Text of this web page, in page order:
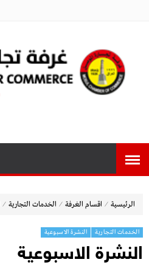
الرئيسية ⁄ اقسام الغرفة ⁄ الخدمات التجارية ⁄
الخدمات التجارية النشرة الاسبوعية
النشرة الاسبوعية